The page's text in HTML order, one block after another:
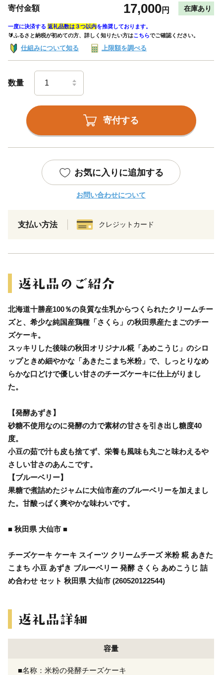
寄付金額 17,000円 在庫あり
一度に決済する 返礼品数は３つ以内を推奨しております。
🔰ふるさと納税が初めての方、詳しく知りたい方はこちらでご確認ください。
仕組みについて知る 上限額を調べる
数量
寄付する
お気に入りに追加する
お問い合わせについて
支払い方法 クレジットカード
北海道十勝産100％の良質な生乳からつくられたクリームチー
ズと、希少な純国産鶏種「さくら」の秋田県産たまごのチー
ズケーキ。
スッキリした後味の秋田オリジナル糀「あめこうじ」のシロ
ップときめ細やかな「あきたこまち米粉」で、しっとりなめ
らかな口どけで優しい甘さのチーズケーキに仕上がりまし
た。
【発酵あずき】
砂糖不使用なのに発酵の力で素材の甘さを引き出し糖度40
度。
小豆の茹で汁も皮も捨てず、栄養も風味も丸ごと味わえるや
さしい甘さのあんこです。
【ブルーベリー】
果糖で煮詰めたジャムに大仙市産のブルーベリーを加えまし
た。甘酸っぱく爽やかな味わいです。
■ 秋田県 大仙市 ■
チーズケーキ ケーキ スイーツ クリームチーズ 米粉 糀 あきた
こまち 小豆 あずき ブルーベリー 発酵 さくら あめこうじ 詰
め合わせ セット 秋田県 大仙市 (260520122544)
容量
■名称：米粉の発酵チーズケーキ